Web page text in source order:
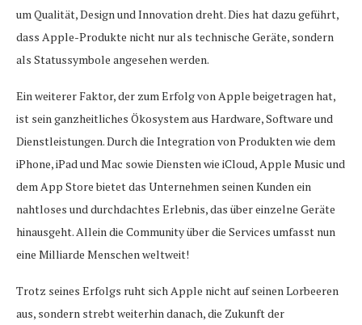
um Qualität, Design und Innovation dreht. Dies hat dazu geführt,
dass Apple-Produkte nicht nur als technische Geräte, sondern
als Statussymbole angesehen werden.
Ein weiterer Faktor, der zum Erfolg von Apple beigetragen hat,
ist sein ganzheitliches Ökosystem aus Hardware, Software und
Dienstleistungen. Durch die Integration von Produkten wie dem
iPhone, iPad und Mac sowie Diensten wie iCloud, Apple Music und
dem App Store bietet das Unternehmen seinen Kunden ein
nahtloses und durchdachtes Erlebnis, das über einzelne Geräte
hinausgeht. Allein die Community über die Services umfasst nun
eine Milliarde Menschen weltweit!
Trotz seines Erfolgs ruht sich Apple nicht auf seinen Lorbeeren
aus, sondern strebt weiterhin danach, die Zukunft der